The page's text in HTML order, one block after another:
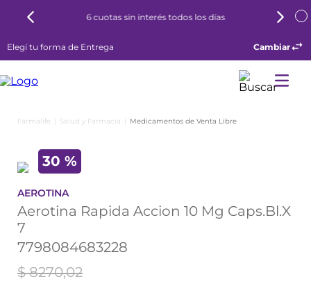
6 cuotas sin interés todos los días
Elegí tu forma de Entrega Cambiar
Salud y Farmacia Medicamentos de Venta Libre
30 %
AEROTINA
Aerotina Rapida Accion 10 Mg Caps.Bl.X
7
7798084683228
$ 8270,02